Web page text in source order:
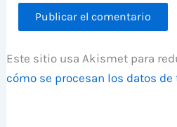
Este sitio usa Akismet para
cómo se procesan los datos